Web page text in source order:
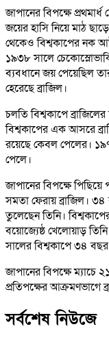
জাপানের বিপক্ষে
জয়ের হাসি নিয়ে মাঠ
থেকেও বিশ্বকাপের নক
১৯৩৮ সালে
ব্যবধানে জয় পেয়েছিল
হেরেছে ব্রাজিল।
চলতি বিশ্বকাপে
বিশ্বকাপের এক আসরে
রয়েছে কেবল পেলের।
পেলে।
জাপানের বিপক্ষে
সমতা ফেরায় ব্রাজিল।
তুলেছেন তিনি।
বয়োজ্যেষ্ঠ খেলোয়াড়
সালের বিশ্বকাপে ৩৪
জাপানের বিপক্ষে ম্যাচে
প্রতিপক্ষের আক্রমণভাগে
সর্বশেষ নিউজে